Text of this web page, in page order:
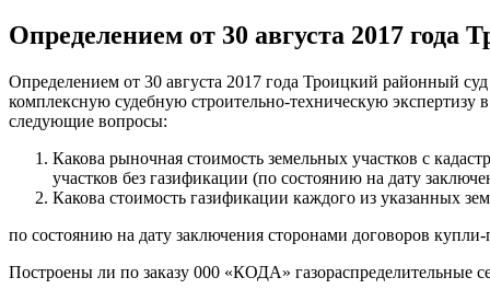
Определением от 30 августа 2017
Определением от 30 августа 2017 года Троицкий районный
комплексную судебную строительно-­техническую
следующие вопросы:
Какова рыночная стоимость земельных участков с
участков без газификации (по состоянию на дату
Какова стоимость газификации каждого из указанных
по состоянию на дату заключения сторонами договоров
Построены ли по заказу 000 «КОДА» газораспределительные